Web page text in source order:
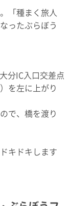
「種まく旅人
ったぶらぼう
分IC入口交差点
を左に上がり
で、橋を渡り
キドキします